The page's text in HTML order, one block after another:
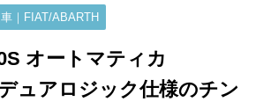
｜FIAT/ABARTH
オートマティカ
ュアロジック仕様のチン